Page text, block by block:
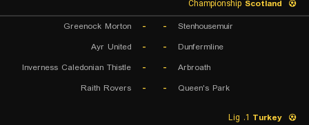
Scotland
Stenhousemuir
-
-
Greenock Morton
Dunfermline
-
-
Ayr United
Arbroath
-
-
Inverness Caledonian Thistle
Queen's Park
-
-
Raith Rovers
Turkey